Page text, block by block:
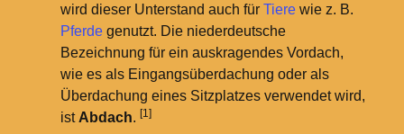
wird dieser Unterstand auch für Tierewie z. B.
Pferdegenutzt. Die niederdeutsche
Bezeichnung für ein auskragendes Vordach,
wie es als Eingangsüberdachung oder als
Überdachung eines Sitzplatzes verwendet wird,
ist Abdach. [1]